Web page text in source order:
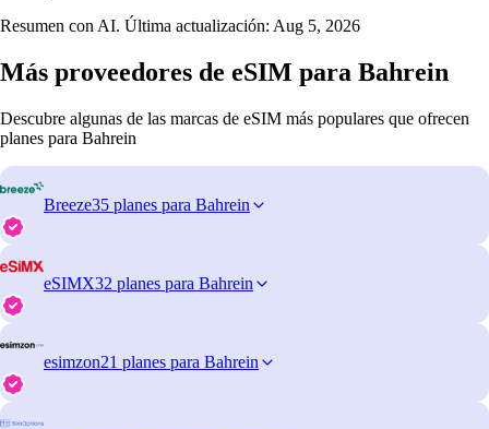
Resumen con AI. Última actualización: Aug 5, 2026
Más proveedores de eSIM para Bahrein
Descubre algunas de las marcas de eSIM más populares que ofrecen
planes para Bahrein
Breeze35 planes para Bahrein
eSIMX32 planes para Bahrein
esimzon21 planes para Bahrein